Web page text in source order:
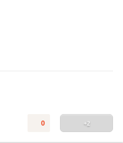
+2
0